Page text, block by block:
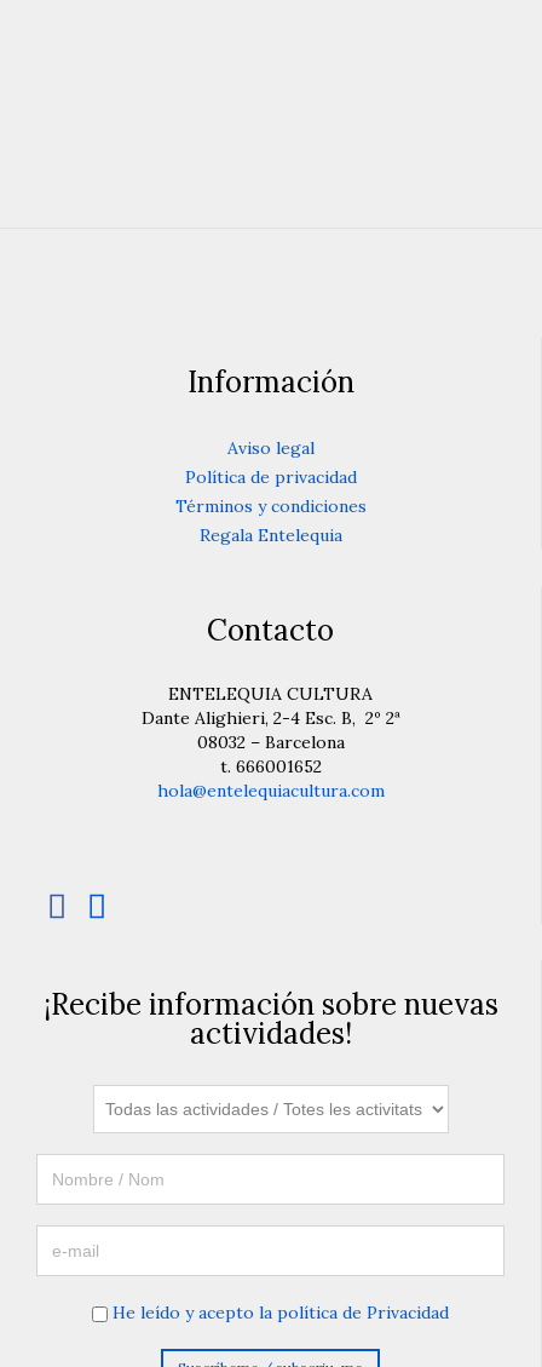
Información
Aviso legal
Política de privacidad
Términos y condiciones
Regala Entelequia
Contacto
ENTELEQUIA CULTURA
Dante Alighieri, 2-4 Esc. B, 2º 2ª
08032 – Barcelona
t. 666001652
hola@entelequiacultura.com
 
¡Recibe información sobre nuevas
actividades!
He leído y acepto la política de Privacidad